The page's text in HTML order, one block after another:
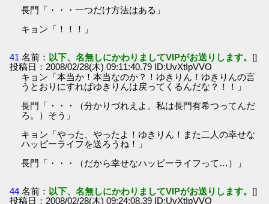
長門「・・・一つだけ方法はある」
キョン「！！！」
41 名前： 以下、名無しにかわりましてVIPがお送りします。 []
投稿日：2008/02/28(木) 09:11:40.79 ID:UvXtIpVVO
キョン「本当か！本当なのか？！ゆきりん！ゆきりんの言
うとおりにすればゆきりんは戻ってくるんだな？！！」
長門「・・・（分かりづれえよ。私は長門有希つってんだ
ろ。）そう」
キョン「やった、やったよ！ゆきりん！また二人の幸せな
ハッピーライフを送ろうね！」
長門「・・・（だから幸せなハッピーライフって…）」
44 名前： 以下、名無しにかわりましてVIPがお送りします。 []
投稿日：2008/02/28(木) 09:24:08.39 ID:UvXtIpVVO